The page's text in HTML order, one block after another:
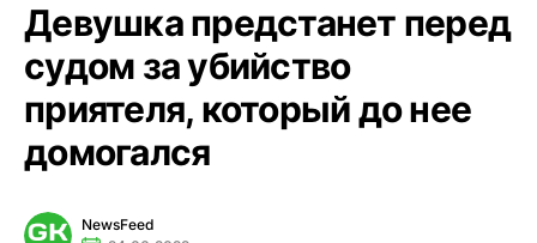
Девушка предстанет перед
судом за убийство
приятеля, который до нее
домогался
NewsFeed